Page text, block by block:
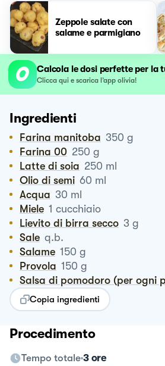
Zeppole salate con
salame e parmigiano
Calcola le dosi perfette per la
Clicca qui e scarica l’app olivia!
Ingredienti
Farina manitoba 350 g
Farina 00 250 g
Latte di soia 250 ml
Olio di semi 60 ml
Acqua 30 ml
Miele 1 cucchiaio
Lievito di birra secco 3 g
Sale q.b.
Salame 150 g
Provola 150 g
Salsa di pomodoro (per ogni
Copia ingredienti
Procedimento
Tempo totale 3 ore